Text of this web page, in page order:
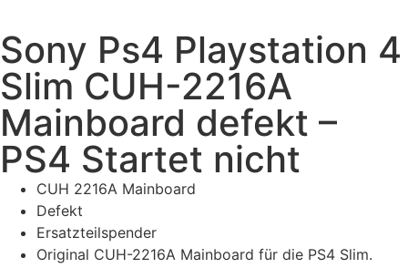
Sony Ps4 Playstation 4
Slim CUH-2216A
Mainboard defekt –
PS4 Startet nicht
CUH 2216A Mainboard
Defekt
Ersatzteilspender
Original CUH-2216A Mainboard für die PS4 Slim.